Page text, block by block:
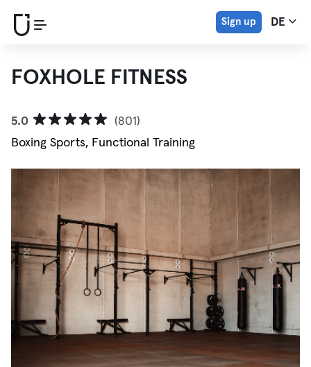
Sign up DE
FOXHOLE FITNESS
5.0
(801)
Boxing Sports, Functional Training